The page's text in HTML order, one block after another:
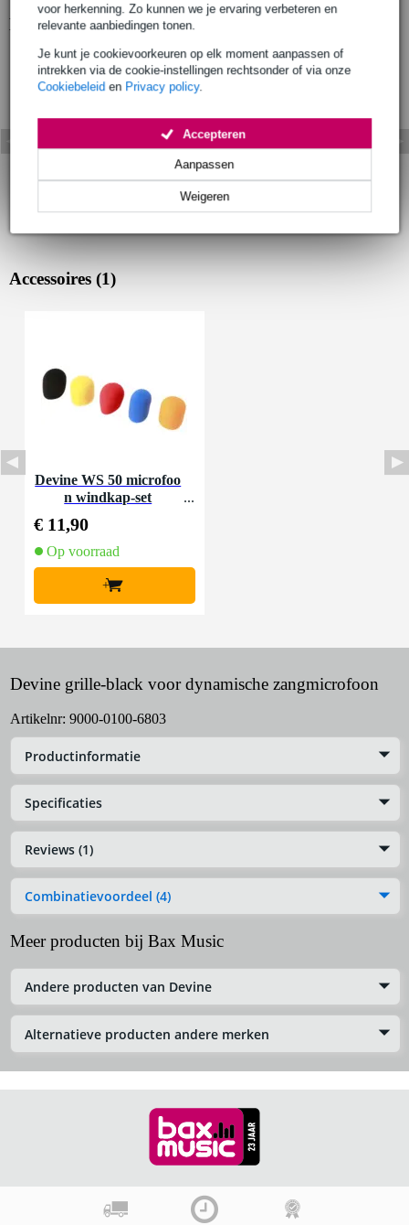
voor herkenning. Zo kunnen we je ervaring verbeteren en
relevante aanbiedingen tonen.
Je kunt je cookievoorkeuren op elk moment aanpassen of
intrekken via de cookie-instellingen rechtsonder of via onze
Cookiebeleid en Privacy policy.
Weigeren
Aanpassen
Accepteren
Bekijk ook eens (1)
Accessoires (1)
Devine WS 50 microfoo
n windkap-set
€ 11,90
Op voorraad
+
Devine grille-black voor dynamische zangmicrofoon
Artikelnr: 9000-0100-6803
Productinformatie
Specificaties
Reviews (1)
Combinatievoordeel (4)
Meer producten bij Bax Music
Andere producten van Devine
Alternatieve producten andere merken